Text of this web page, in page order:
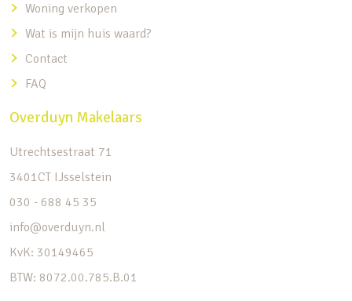
Woning verkopen
Wat is mijn huis waard?
Contact
FAQ
Overduyn Makelaars
Utrechtsestraat 71
3401CT IJsselstein
030 - 688 45 35
info@overduyn.nl
KvK: 30149465
BTW: 8072.00.785.B.01